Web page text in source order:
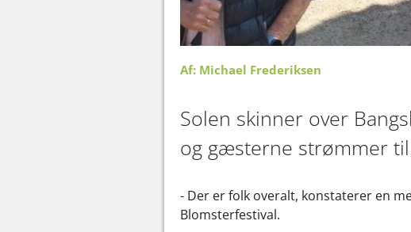
Af: Michael Frederiksen
Solen skinner over
og gæsterne strømmer
- Der er folk overalt, konstaterer en
Blomsterfestival.